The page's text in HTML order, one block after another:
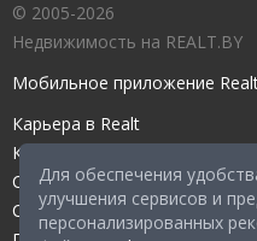
Для обеспечения
улучшения сервисов и
персонализированных
© 2005-2026
Недвижимость на REALT.BY
Мобильное приложение
Карьера в Realt
Контакты редакции
Справочный центр
Служба поддержки